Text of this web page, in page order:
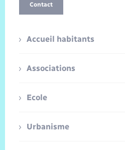
Contact
Accueil habitants
Associations
Ecole
Urbanisme